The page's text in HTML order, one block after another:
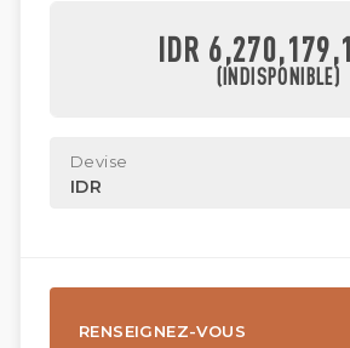
IDR
(INDISPONIBLE)
Devise
IDR
RENSEIGNEZ-VOUS